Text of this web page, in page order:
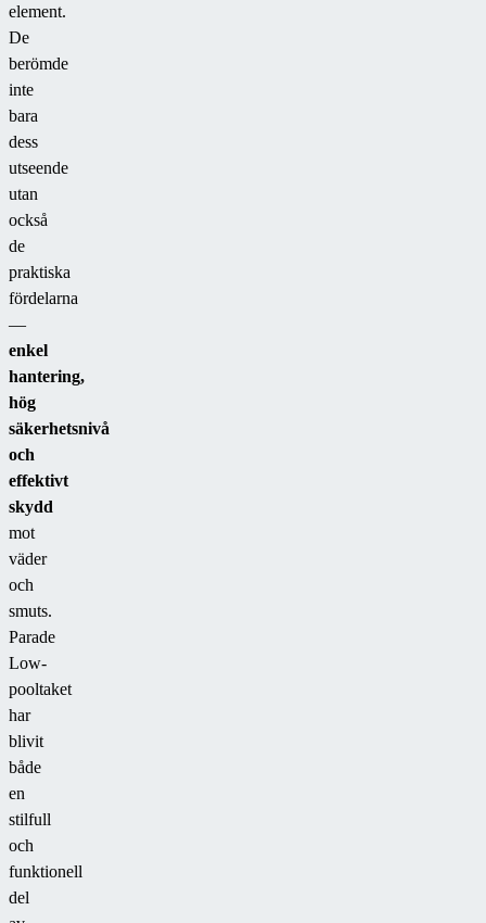
element.
De
berömde
inte
bara
dess
utseende
utan
också
de
praktiska
fördelarna
—
enkel
hantering,
hög
säkerhetsnivå
och
effektivt
skydd
mot
väder
och
smuts.
Parade
Low-
pooltaket
har
blivit
både
en
stilfull
och
funktionell
del